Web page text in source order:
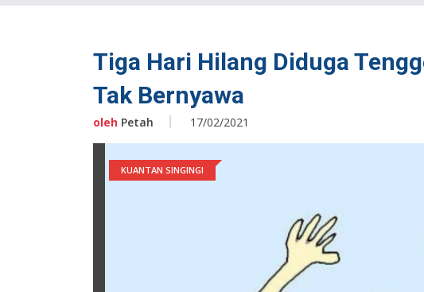
Tiga Hari Hilang Diduga
Tak Bernyawa
oleh Petah 17/02/2021
KUANTAN SINGINGI